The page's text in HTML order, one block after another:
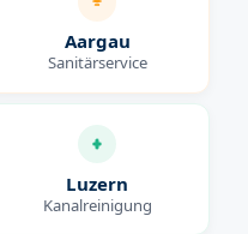
Aargau
Sanitärservice
Luzern
Kanalreinigung